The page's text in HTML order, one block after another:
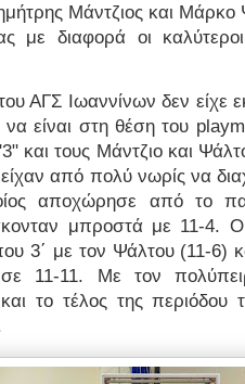
Μάντζιος και Μάρκο
με διαφορά οι
ΑΓΣ Ιωαννίνων δεν είχε
είναι στη θέση του
και τους Μάντζιο και
από πολύ νωρίς να
αποχώρησε από το
μπροστά με 11-4.
3΄ με τον Ψάλτου (11-6)
σε 11-11. Με τον
το τέλος της